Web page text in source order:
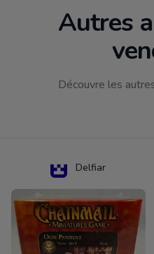
Autres
Découvre les
Delfiar